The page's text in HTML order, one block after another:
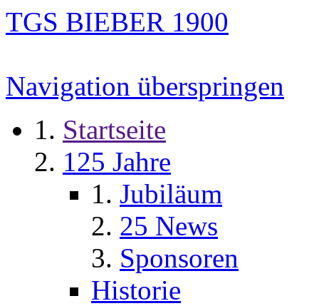
TGS BIEBER 1900
Navigation überspringen
Startseite
125 Jahre
Jubiläum
25 News
Sponsoren
Historie